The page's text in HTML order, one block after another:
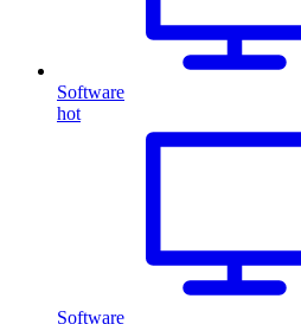
Software
hot
Software